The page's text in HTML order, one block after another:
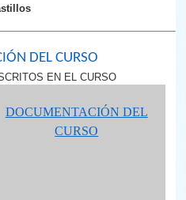
DEL CURSO
EN EL CURSO
DOCUMENTACIÓN DEL
CURSO